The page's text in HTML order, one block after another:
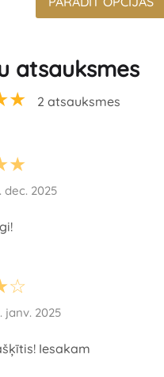
atsauksmes
2 atsauksmes
dec. 2025
janv. 2025
Iesakam